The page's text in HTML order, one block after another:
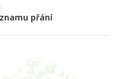
přání